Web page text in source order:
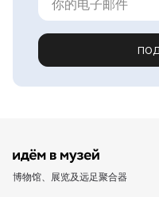
博物馆、展览及远足聚合器